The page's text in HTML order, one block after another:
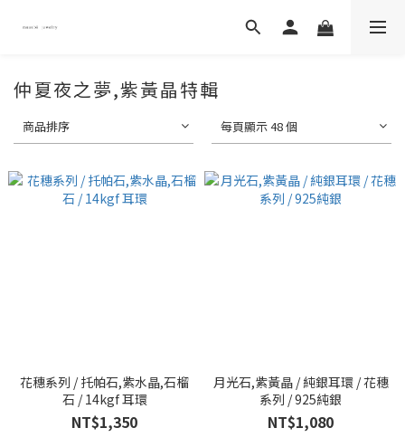
仲夏夜之夢,紫黃晶特輯
商品排序 每頁顯示 48 個
花穗系列 / 托帕石,紫水晶,石榴
石 / 14kgf 耳環
NT$1,350
月光石,紫黃晶 / 純銀耳環 / 花穗
系列 / 925純銀
NT$1,080